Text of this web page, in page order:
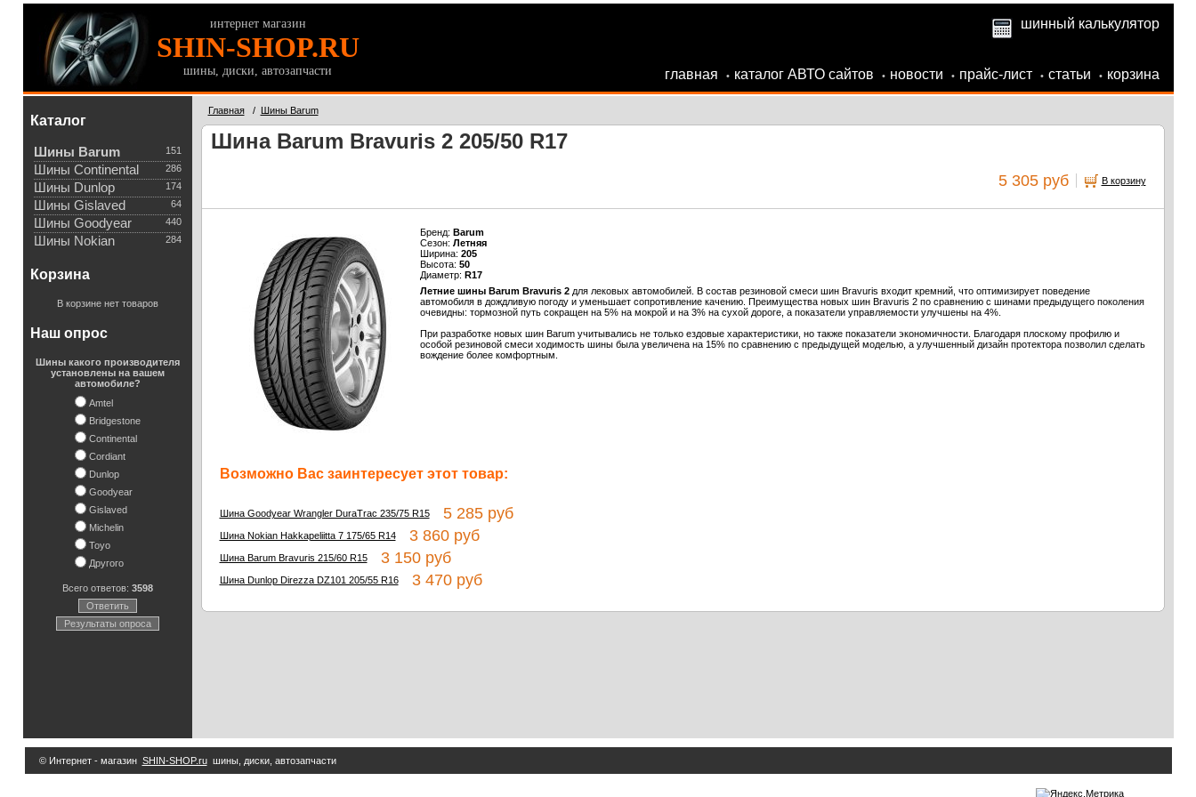
интернет магазин
SHIN-SHOP.RU
шины, диски, автозапчасти
шинный калькулятор
главная • каталог АВТО сайтов • новости • прайс-лист • статьи • корзина
Каталог
151
Шины Barum
286
Шины Continental
174
Шины Dunlop
64
Шины Gislaved
440
Шины Goodyear
284
Шины Nokian
Корзина
В корзине нет товаров
Наш опрос
Шины какого производителя
установлены на вашем
автомобиле?
Amtel
Bridgestone
Continental
Cordiant
Dunlop
Goodyear
Gislaved
Michelin
Toyo
Другого
Всего ответов: 3598
Ответить
Результаты опроса
Главная/ Шины Barum
Шина Barum Bravuris 2 205/50 R17
5 305 руб В корзину
Бренд: Barum
Сезон: Летняя
Ширина: 205
Высота: 50
Диаметр: R17
Летние шины Barum Bravuris 2для лековых автомобилей. В состав резиновой смеси шин Bravuris входит кремний, что оптимизирует поведение
автомобиля в дождливую погоду и уменьшает сопротивление качению. Преимущества новых шин Bravuris 2 по сравнению с шинами предыдущего поколения
очевидны: тормозной путь сокращен на 5% на мокрой и на 3% на сухой дороге, а показатели управляемости улучшены на 4%.
При разработке новых шин Barum учитывались не только ездовые характеристики, но также показатели экономичности. Благодаря плоскому профилю и
особой резиновой смеси ходимость шины была увеличена на 15% по сравнению с предыдущей моделью, а улучшенный дизайн протектора позволил сделать
вождение более комфортным.
Возможно Вас заинтересует этот товар:
Шина Goodyear Wrangler DuraTrac 235/75 R155 285 руб
Шина Nokian Hakkapeliitta 7 175/65 R143 860 руб
Шина Barum Bravuris 215/60 R153 150 руб
Шина Dunlop Direzza DZ101 205/55 R163 470 руб
© Интернет - магазин SHIN-SHOP.ruшины, диски, автозапчасти